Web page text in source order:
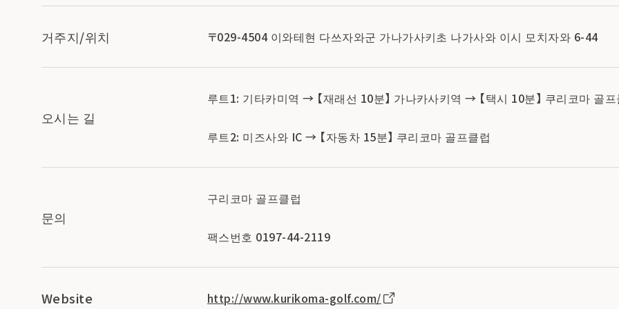
거주지/위치 〒029-4504 이와테현 다쓰자와군 가나가사키초 나가사와 이시 모치자와 6-44
오시는 길
루트1: 기타카미역 → 【재래선 10분】 가나카사키역 → 【택시 10분】 쿠리코마 골
루트2: 미즈사와 IC → 【자동차 15분】 쿠리코마 골프클럽
문의
구리코마 골프클럽
팩스번호 0197-44-2119
Website http://www.kurikoma-golf.com/